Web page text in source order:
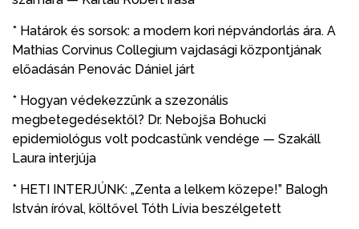
* Határok és sorsok: a modern kori népvándorlás ára. A
Mathias Corvinus Collegium vajdasági központjának
előadásán Penovác Dániel járt
* Hogyan védekezzünk a szezonális
megbetegedésektől? Dr. Nebojša Bohucki
epidemiológus volt podcastünk vendége — Szakáll
Laura interjúja
* HETI INTERJÚNK: „Zenta a lelkem közepe!” Balogh
István íróval, költővel Tóth Lívia beszélgetett